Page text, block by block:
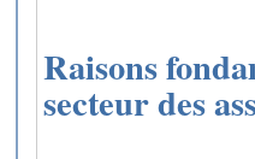
Raisons
secteur des